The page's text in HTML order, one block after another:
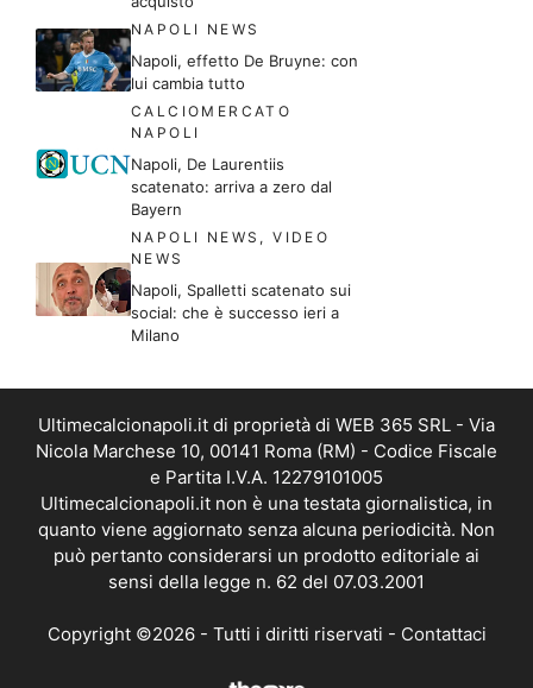
NAPOLI NEWS
Napoli, effetto De Bruyne: con
lui cambia tutto
CALCIOMERCATO
NAPOLI
Napoli, De Laurentiis
scatenato: arriva a zero dal
Bayern
NAPOLI NEWS ,VIDEO
NEWS
Napoli, Spalletti scatenato sui
social: che è successo ieri a
Milano
Ultimecalcionapoli.it di proprietà di WEB 365 SRL - Via
Nicola Marchese 10, 00141 Roma (RM) - Codice Fiscale
e Partita I.V.A. 12279101005
Ultimecalcionapoli.it non è una testata giornalistica, in
quanto viene aggiornato senza alcuna periodicità. Non
può pertanto considerarsi un prodotto editoriale ai
sensi della legge n. 62 del 07.03.2001
Copyright ©2026 - Tutti i diritti riservati - Contattaci